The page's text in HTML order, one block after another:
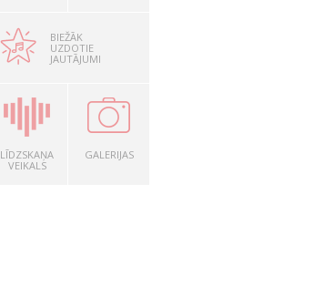
BIEŽĀK
UZDOTIE
JAUTĀJUMI
LĪDZSKAŅA
VEIKALS
GALERIJAS